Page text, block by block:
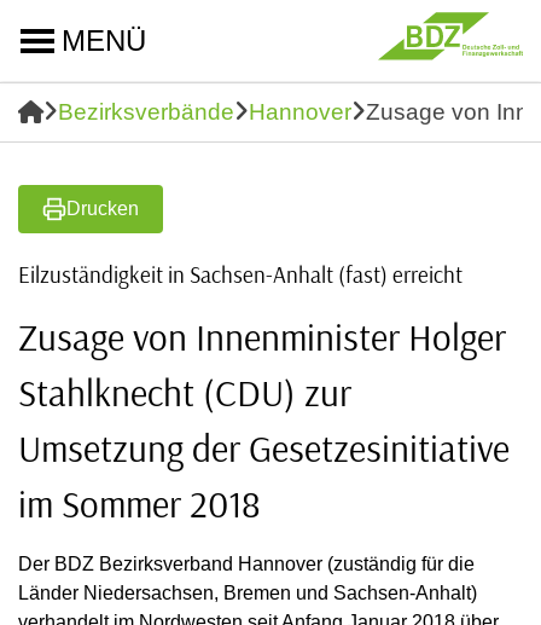
MENÜ
Bezirksverbände Hannover Zusage von
Drucken
Eilzuständigkeit in Sachsen-Anhalt (fast) erreicht
Zusage von Innenminister Holger
Stahlknecht (CDU) zur
Umsetzung der Gesetzesinitiative
im Sommer 2018
Der BDZ Bezirksverband Hannover (zuständig für die
Länder Niedersachsen, Bremen und Sachsen-Anhalt)